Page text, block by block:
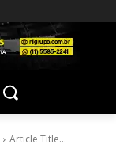
Article Title...